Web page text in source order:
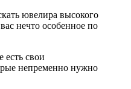
ювелира высокого
нечто особенное по
свои
непременно нужно